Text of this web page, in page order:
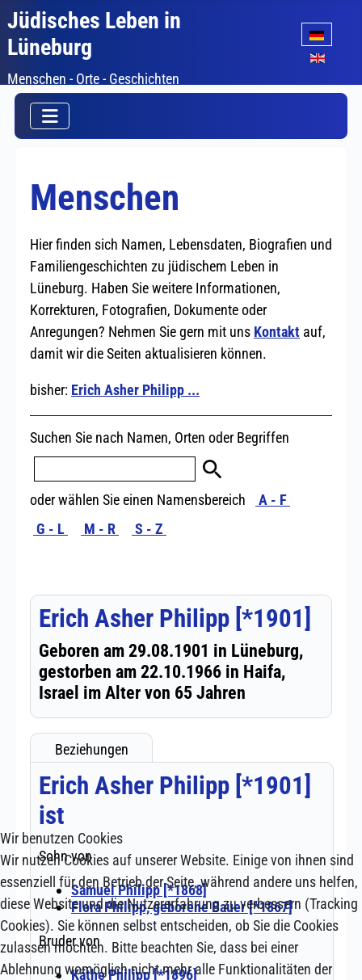
Jüdisches Leben in
Lüneburg
Menschen - Orte - Geschichten
Sprache
Wir benutzen Cookies
Wir nutzen Cookies auf unserer Website. Einige von ihnen sind
essenziell für den Betrieb der Seite, während andere uns helfen,
diese Website und die Nutzererfahrung zu verbessern (Tracking
Cookies). Sie können selbst entscheiden, ob Sie die Cookies
zulassen möchten. Bitte beachten Sie, dass bei einer
Ablehnung womöglich nicht mehr alle Funktionalitäten der